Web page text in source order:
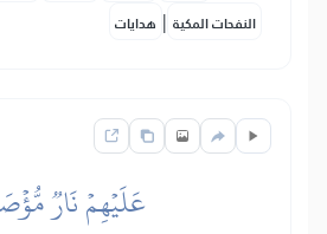
النفحات المكية | هدايات
عَلَيۡهِمۡ نَارٞ